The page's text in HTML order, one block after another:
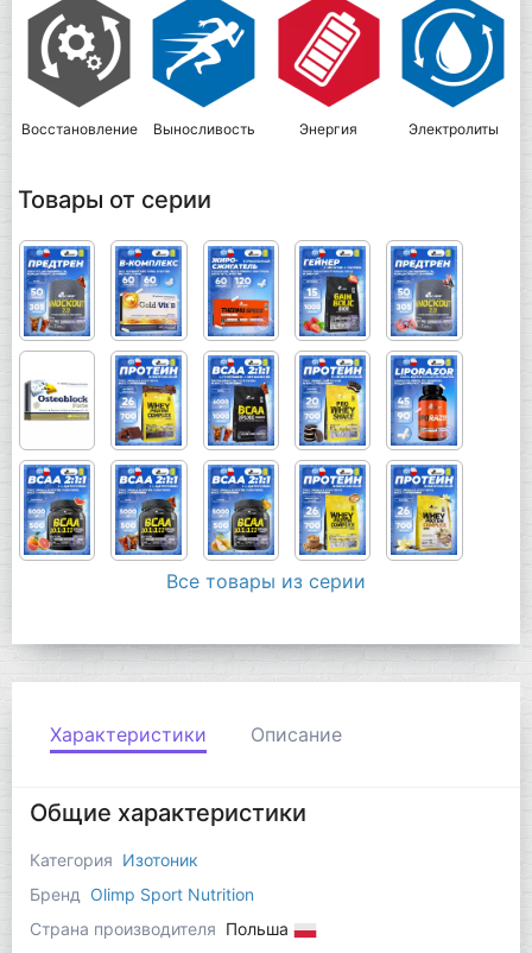
Восстановление Выносливость Энергия Электролиты
Товары от серии
Все товары из серии
Характеристики Описание
Общие характеристики
Категория Изотоник
Бренд
Olimp Sport Nutrition
Страна производителя Польша